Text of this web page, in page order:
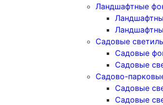
Ландшафтные
Садовые
Садовые
Садовые
Садово-
Садовые
Садовые